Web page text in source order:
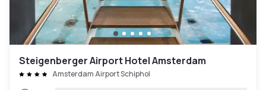
Steigenberger Airport Hotel Amsterdam
Amsterdam Airport Schiphol